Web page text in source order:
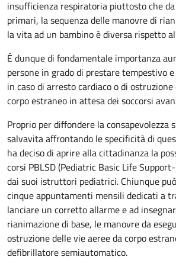
insufficienza respiratoria piuttosto che
primari, la sequenza delle manovre di
la vita ad un bambino è diversa rispetto
È dunque di fondamentale importanza
persone in grado di prestare tempestivo
in caso di arresto cardiaco o di
corpo estraneo in attesa dei soccorsi
Proprio per diffondere la consapevolezza
salvavita affrontando le specificità di
ha deciso di aprire alla cittadinanza la
corsi PBLSD (Pediatric Basic Life
dai suoi istruttori pediatrici. Chiunque
cinque appuntamenti mensili dedicati a
lanciare un corretto allarme e ad
rianimazione di base, le manovre da
ostruzione delle vie aeree da corpo
defibrillatore semiautomatico.